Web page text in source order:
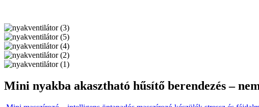
Mini nyakba akasztható hűsítő berendezés –